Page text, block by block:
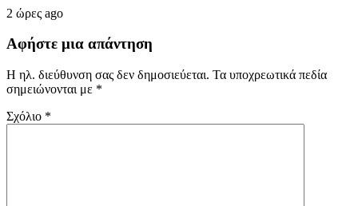
2 ώρες ago
Αφήστε μια απάντηση
Η ηλ. διεύθυνση σας δεν δημοσιεύεται. Τα υποχρεωτικά πεδία
σημειώνονται με *
Σχόλιο *